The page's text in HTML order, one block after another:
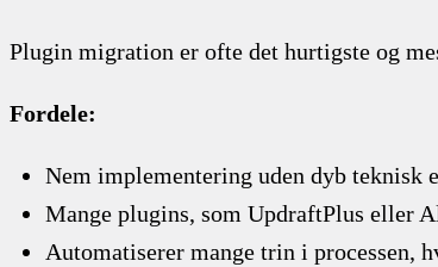
Plugin migration er ofte det hurtigste og
Fordele:
Nem implementering uden dyb teknisk
Mange plugins, som UpdraftPlus eller
Automatiserer mange trin i processen,